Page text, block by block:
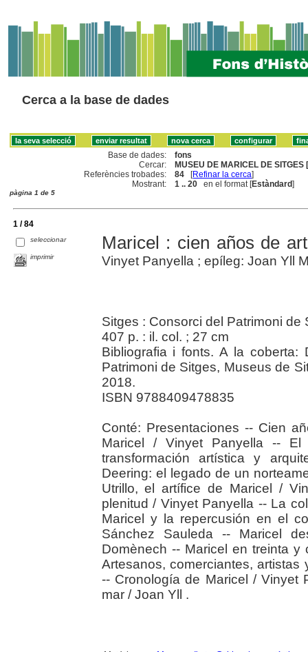
Cerca a la base de dades
Base de dades:
fons
Cercar:
MUSEU DE MARICEL DE SITGES
Referències trobades:
84 [Refinar la cerca]
Mostrant:
1 .. 20 en el format [Estàndard]
pàgina 1 de 5
1 / 84
seleccionar
imprimir
Maricel : cien años de
Vinyet Panyella ; epíleg: Joan Yll
Sitges : Consorci del Patrimoni de
407 p. : il. col. ; 27 cm
Bibliografia i fonts. A la coberta:
Patrimoni de Sitges, Museus de
2018.
ISBN 9788409478835
Conté: Presentaciones -- Cien
Maricel / Vinyet Panyella --
transformación artística y
Deering: el legado de un
Utrillo, el artífice de Maricel /
plenitud / Vinyet Panyella -- La
Maricel y la repercusión en el
Sánchez Sauleda -- Maricel
Domènech -- Maricel en treinta
Artesanos, comerciantes,
-- Cronología de Maricel / Vinyet
mar / Joan Yll .